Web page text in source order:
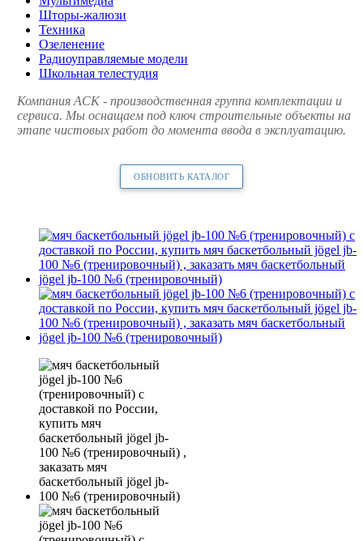
Шторы-жалюзи
Техника
Озеленение
Радиоуправляемые модели
Школьная телестудия
Компания АСК - производственная группа комплектации и
сервиса. Мы оснащаем под ключ строительные объекты на
этапе чистовых работ до момента ввода в эксплуатацию.
ОБНОВИТЬ КАТАЛОГ